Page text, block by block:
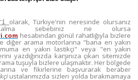
olarak, Türkiye'nin neresinde olursanız
sebebiniz ne olursa
hesabından gönül rahatlığıyla bizlere
diğer arama motorlarına "bana en yakın
en yakın lastikçi" veya "en yakın
yazdığınızda karşınıza çıkan sitemizde
tuşuyla bizlere ulaşmaktır. Her bölgede
ve fikirlerine başvurarak beraber
ustalarımızda sizleri yolda bırakmamaya